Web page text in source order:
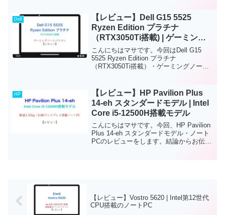
も良いため、社会人や学...
Dell
【レビュー】Dell G15 5525
Ryzen Edition プラチナ
（RTX3050Ti搭載) | ゲーミン
グ・ノートパソコン
こんにちはマサです。今回はDell G15
5525 Ryzen Edition プラチナ
（RTX3050Ti搭載）・ゲーミングノート
級者ゲーマー・クリエイター向け...
HP
【レビュー】HP Pavilion Plus
14-eh スタンダードモデル | Intel
Core i5-12500H搭載モデル
こんにちはマサです。今回、HP Pavilion
Plus 14-eh スタンダードモデル・ノート
PCのレビューをします。結論からお伝え
【レビュー】Vostro 5620 | Intel第12世代
CPU搭載のノートPC